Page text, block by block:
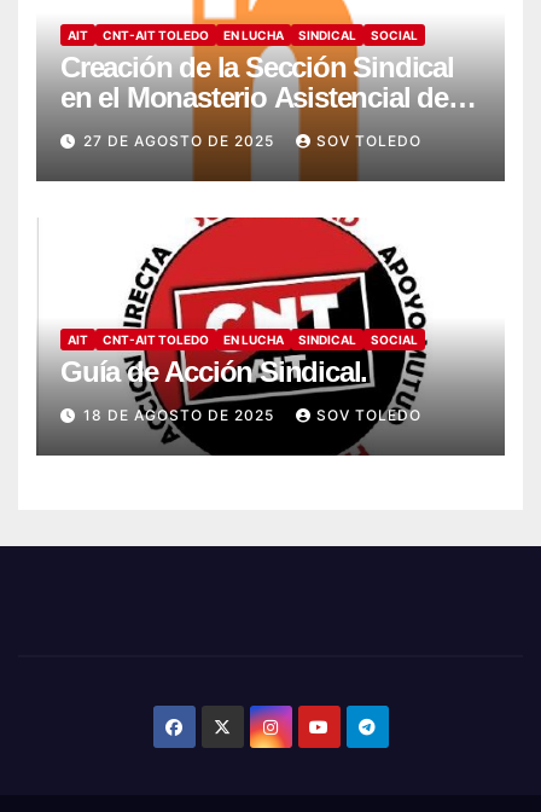
AIT CNT-AIT TOLEDO EN LUCHA SINDICAL SOCIAL
Creación de la Sección Sindical
en el Monasterio Asistencial de
Montesión – Fundación Summa
Humanitate
27 DE AGOSTO DE 2025 SOV TOLEDO
AIT CNT-AIT TOLEDO EN LUCHA SINDICAL SOCIAL
Guía de Acción Sindical.
18 DE AGOSTO DE 2025 SOV TOLEDO